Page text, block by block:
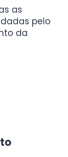
as
pelo
da